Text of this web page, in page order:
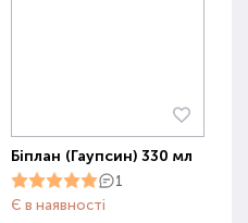
Біплан (Гаупсин) 330 мл
1
Є в наявності